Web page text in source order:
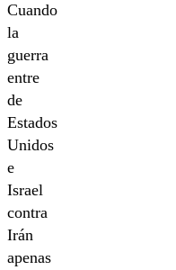
Cuando
la
guerra
entre
de
Estados
Unidos
e
Israel
contra
Irán
apenas